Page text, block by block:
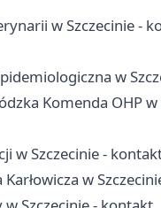
w Szczecinie -
w
Komenda OHP
w Szczecinie -
w